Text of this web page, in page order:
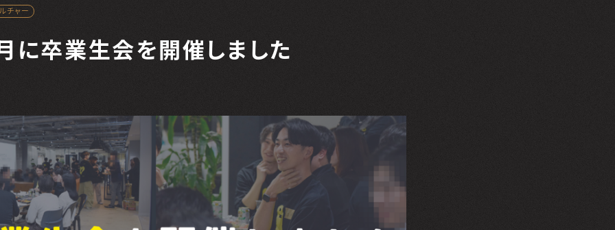
チャー
に卒業生会を開催しました